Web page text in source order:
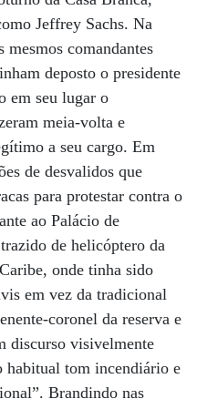
Jeffrey Sachs. Na
comandantes
deposto o presidente
em seu lugar o
meia-volta e
a seu cargo. Em
de desvalidos que
para protestar contra o
ao Palácio de
de helicóptero da
onde tinha sido
em vez da tradicional
coronel da reserva e
discurso visivelmente
habitual tom incendiário e
Brandindo nas